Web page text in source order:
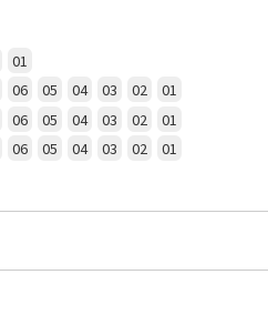
01
06 05 04 03 02 01
06 05 04 03 02 01
06 05 04 03 02
01